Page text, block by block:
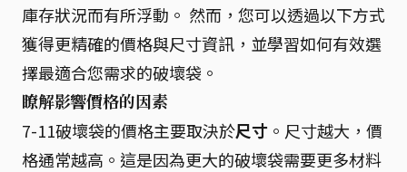
庫存狀況而有所浮動。 然而，您可以透過以下方式
獲得更精確的價格與尺寸資訊，並學習如何有效選
擇最適合您需求的破壞袋。
瞭解影響價格的因素
7-11破壞袋的價格主要取決於尺寸 。尺寸越大，價
格通常越高。這是因為更大的破壞袋需要更多材料